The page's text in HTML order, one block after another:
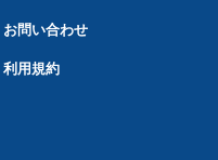
お問い合わせ
利用規約